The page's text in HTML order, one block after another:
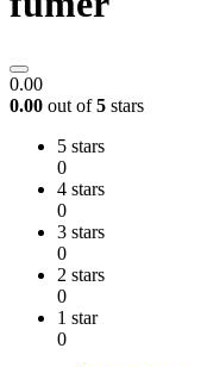
0.00
0.00 out of5 stars
5 stars
0
4 stars
0
3 stars
0
2 stars
0
1 star
0